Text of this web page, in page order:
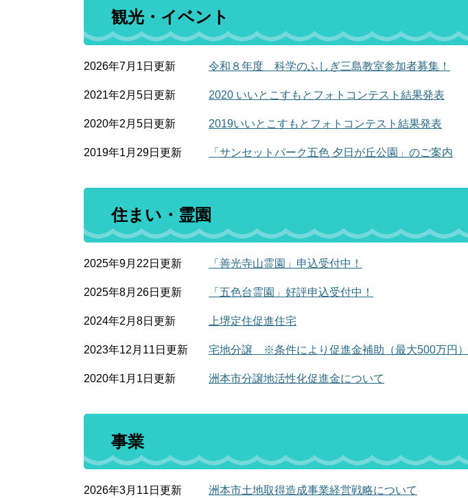
観光・イベント
2026年7月1日更新 令和８年度 科学のふしぎ三島教室参加者募集！
2021年2月5日更新 2020 いいとこすもとフォトコンテスト結果発表
2020年2月5日更新 2019いいとこすもとフォトコンテスト結果発表
2019年1月29日更新 「サンセットパーク五色 夕日が丘公園」のご案内
住まい・霊園
2025年9月22日更新 「善光寺山霊園」申込受付中！
2025年8月26日更新 「五色台霊園」好評申込受付中！
2024年2月8日更新 上堺定住促進住宅
2023年12月11日更新 宅地分譲 ※条件により促進金補助（最大500万円
2020年1月1日更新 洲本市分譲地活性化促進金について
事業
2026年3月11日更新 洲本市土地取得造成事業経営戦略について